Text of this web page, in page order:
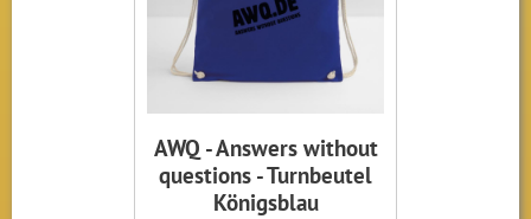
AWQ - Answers without
questions - Turnbeutel
Königsblau